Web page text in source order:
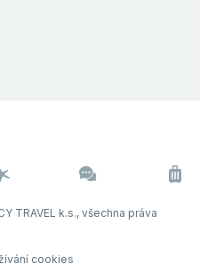
TRAVEL k.s., všechna práva
cookies